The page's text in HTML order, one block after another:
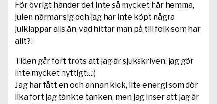
För övrigt händer det inte så mycket här hemma,
julen närmar sig och jag har inte köpt några
julklappar alls än, vad hittar man på till folk som har
allt?!
Tiden går fort trots att jag är sjukskriven, jag gör
inte mycket nyttigt…:(
Jag har fått en och annan kick, lite energi som dör
lika fort jag tänkte tanken, men jag inser att jag är